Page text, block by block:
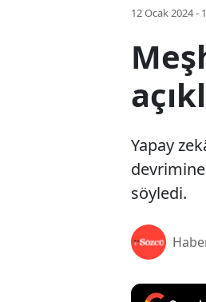
12 Ocak 2024 -
Yapay
söyledi.